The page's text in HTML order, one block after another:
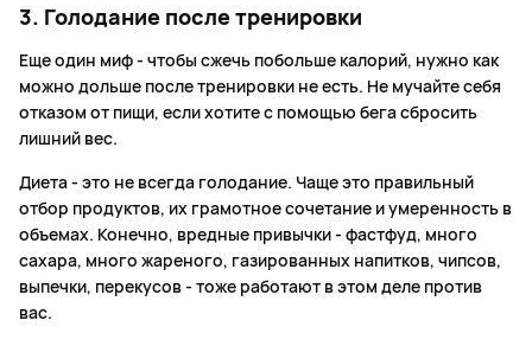
3. Голодание после тренировки
Еще один миф - чтобы сжечь побольше калорий, нужно как
можно дольше после тренировки не есть. Не мучайте себя
отказом от пищи, если хотите с помощью бега сбросить
лишний вес.
Диета - это не всегда голодание. Чаще это правильный
отбор продуктов, их грамотное сочетание и умеренность в
объемах. Конечно, вредные привычки - фастфуд, много
сахара, много жареного, газированных напитков, чипсов,
выпечки, перекусов - тоже работают в этом деле против
вас.